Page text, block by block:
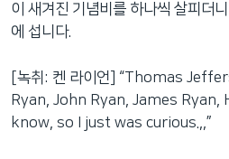
이 새겨진 기념비를 하나씩 살피더
에 섭니다.
[녹취: 켄 라이언] “Thomas
Ryan, John Ryan, James Ryan,
know, so I just was curious.,,”